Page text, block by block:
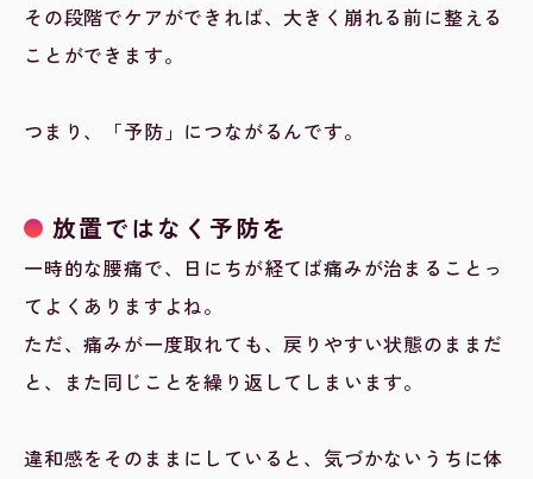
その段階でケアができれば、大きく崩れる前に整える
ことができます。
つまり、「予防」につながるんです。
放置ではなく予防を
一時的な腰痛で、日にちが経てば痛みが治まることっ
てよくありますよね。
ただ、痛みが一度取れても、戻りやすい状態のままだ
と、また同じことを繰り返してしまいます。
違和感をそのままにしていると、気づかないうちに体